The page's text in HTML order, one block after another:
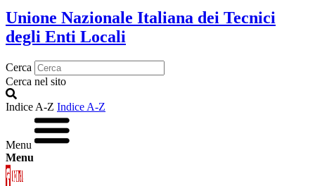
Unione Nazionale Italiana dei Tecnici
degli Enti Locali
Cerca
Cerca nel sito
Indice A-Z Indice A-Z
Menu
Menu